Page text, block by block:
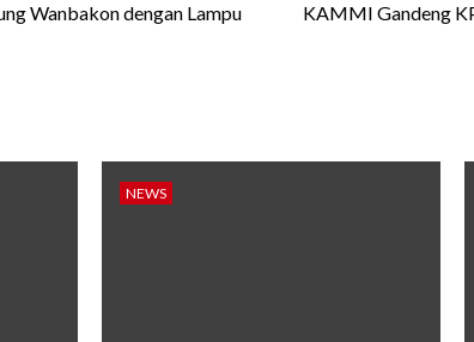
Wanbakon dengan Lampu
KAMMI Gandeng
NEWS